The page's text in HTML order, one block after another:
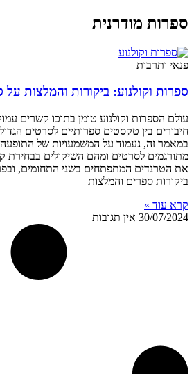
ספרות מודרנית
פנאי ותרבות
ספרות וקולנוע: ביקורות והמלצות
עולם הספרות וקולנוע טומן בתוכו קשרים
חיבורים בין טקסטים ספרותיים לסרטים
במאמר זה, נעמוד על המשמעויות של התופעה,
מתורגמים לסרטים ומהם השיקולים בבחירת
את הטרנדים המתפתחים בשני התחומים,
ביקורות ספרים והמלצות
קרא עוד »
30/07/2024 אין תגובות